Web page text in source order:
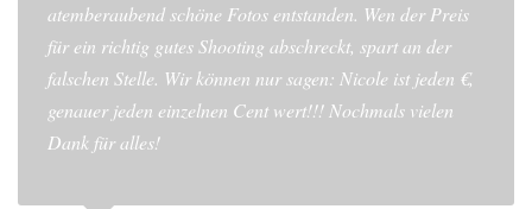
atemberaubend schöne Fotos entstanden. Wen der Preis
für ein richtig gutes Shooting abschreckt, spart an der
falschen Stelle. Wir können nur sagen: Nicole ist jeden €,
genauer jeden einzelnen Cent wert!!! Nochmals vielen
Dank für alles!